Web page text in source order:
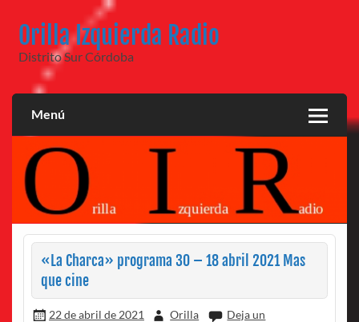
contenido
Orilla Izquierda Radio
Distrito Sur Córdoba
Menú
«La Charca» programa 30 – 18 abril 2021 Mas
que cine
22 de abril de 2021 Orilla
Deja un